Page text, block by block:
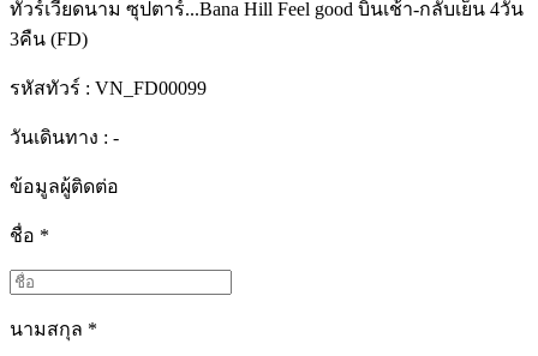
ทัวร์เวียดนาม ซุปตาร์...Bana Hill Feel good บินเช้า-กลับเย็น 4วัน
3คืน (FD)
รหัสทัวร์ : VN_FD00099
วันเดินทาง : -
ข้อมูลผู้ติดต่อ
ชื่อ *
นามสกุล *